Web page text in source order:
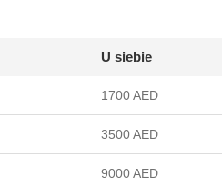
U siebie
1700 AED
3500 AED
9000 AED